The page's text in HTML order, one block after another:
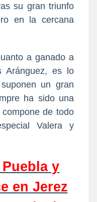
su gran triunfo
en la cercana
a ganado a
Aránguez, es lo
un gran
ha sido una
de todo
Valera y
y
en Jerez